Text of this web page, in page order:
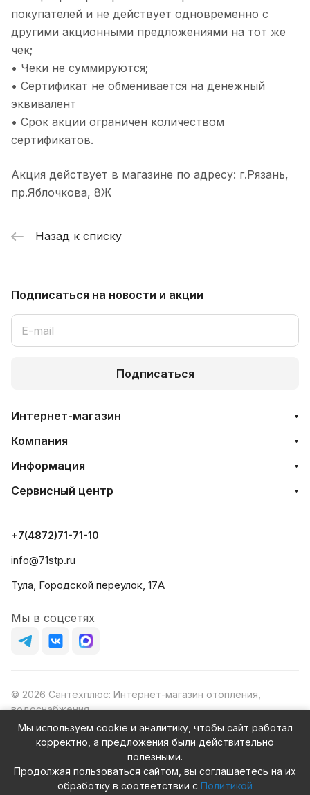
покупателей и не действует одновременно с
другими акционными предложениями на тот же
чек;
• Чеки не суммируются;
• Сертификат не обменивается на денежный
эквивалент
• Срок акции ограничен количеством
сертификатов.
Акция действует в магазине по адресу: г.Рязань,
пр.Яблочкова, 8Ж
Назад к списку
Подписаться на новости и акции
Подписаться
Интернет-магазин
Компания
Информация
Сервисный центр
+7(4872)71-71-10
info@71stp.ru
Тула, Городской переулок, 17А
Мы в соцсетях
© 2026 Сантехплюс: Интернет-магазин отопления,
водоснабжения
Юридический адрес: 390023, г. Рязань, проезд Яблочкова,
ИНН/КПП: 6230087631/623001001
ОГРН: 1156230000080
Мы используем cookie и аналитику, чтобы сайт работал
корректно, а предложения были действительно
полезными.
Продолжая пользоваться сайтом, вы соглашаетесь на их
обработку в соответствии с Политикой